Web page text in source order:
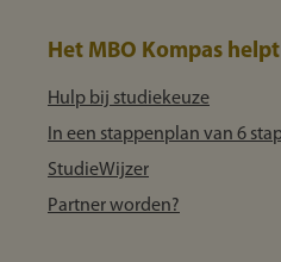
Het MBO Kompas helpt
Hulp bij studiekeuze
In een stappenplan van 6
StudieWijzer
Partner worden?